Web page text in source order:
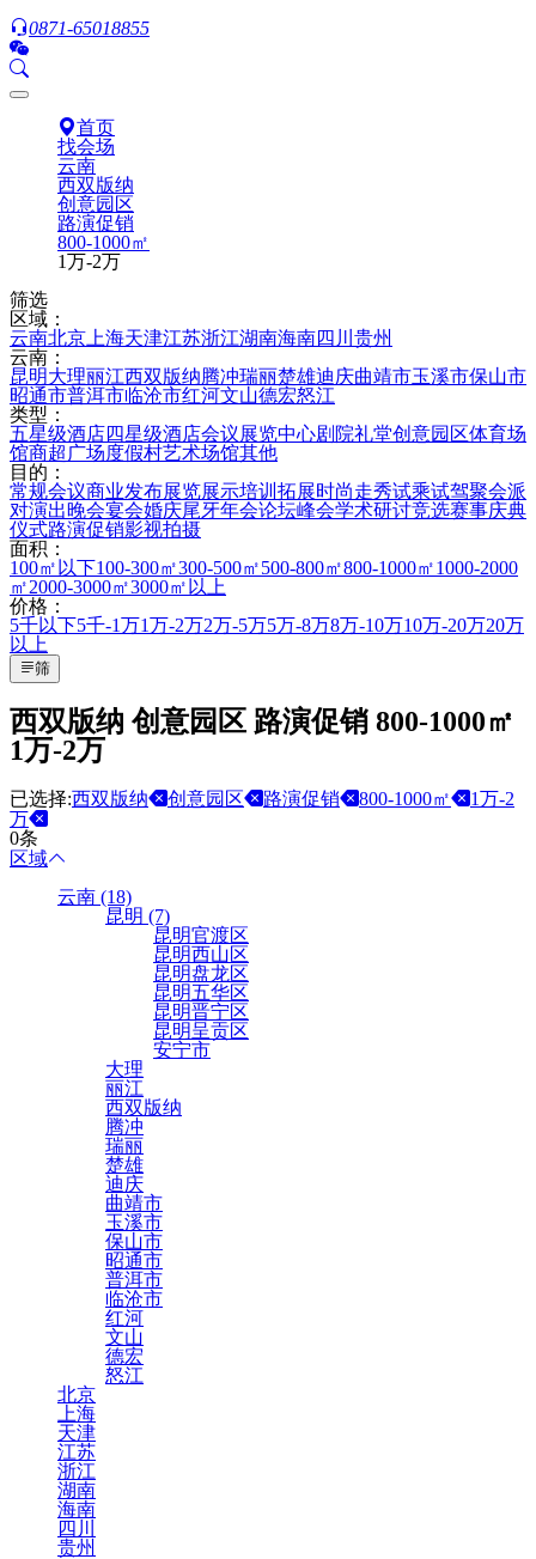
0871-65018855
首页
找会场
云南
西双版纳
创意园区
路演促销
800-1000㎡
1万-2万
筛选
区域：
云南北京 上海天津江苏浙江湖南海南四川 贵州
云南：
昆明大理丽江西双版纳腾冲瑞丽楚雄迪庆曲靖市玉溪市保山市
昭通市普洱市临沧市红河文山德宏怒江
类型：
五星级酒店四星级酒店会议展览中心剧院礼堂创意园区体育场
馆商超广场度假村艺术场馆其他
目的：
常规会议商业发布展览展示培训拓展时尚走秀试乘试驾聚会派
对演出晚会宴会婚庆尾牙年会论坛峰会学术研讨竞选赛事庆典
仪式路演促销影视拍摄
面积：
100㎡以下100-300㎡300-500㎡500-800㎡800-1000㎡1000-2000
㎡2000-3000㎡3000㎡以上
价格：
5千以下5千-1万1万-2万2万-5万5万-8万8万-10万10万-20万20万
以上
筛
西双版纳 创意园区 路演促销 800-1000㎡
1万-2万
已选择:西双版纳 创意园区 路演促销 800-1000㎡
1万-2
万
0条
区域
云南 (18)
昆明 (7)
昆明官渡区
昆明西山区
昆明盘龙区
昆明五华区
昆明晋宁区
昆明呈贡区
安宁市
大理
丽江
西双版纳
腾冲
瑞丽
楚雄
迪庆
曲靖市
玉溪市
保山市
昭通市
普洱市
临沧市
红河
文山
德宏
怒江
北京
上海
天津
江苏
浙江
湖南
海南
四川
贵州